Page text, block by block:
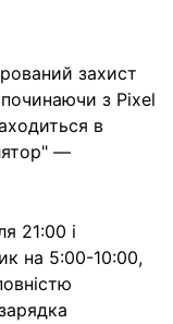
захист
з Pixel
в
—
21:00 і
на 5:00-10:00,